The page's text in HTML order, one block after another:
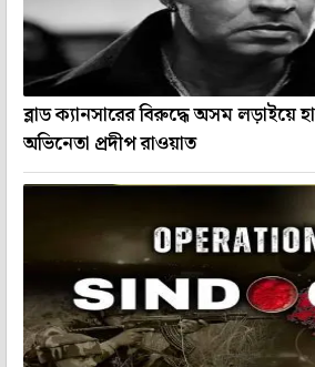
ব্লাড ক্যানসারের বিরুদ্ধে অসম লড়াইয়ে
অভিনেতা প্রদীপ রাওয়াত